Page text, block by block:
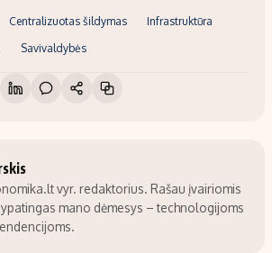
Centralizuotas šildymas Infrastruktūra
Savivaldybės
vyr. redaktorius. Rašau įvairiomis
mano dėmesys – technologijoms